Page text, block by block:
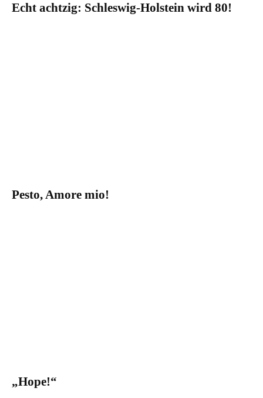
Echt achtzig: Schleswig-Holstein wird 80!
Pesto, Amore mio!
„Hope!“